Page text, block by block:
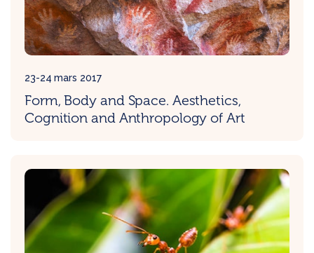
23-24 mars 2017
Form, Body and Space. Aesthetics,
Cognition and Anthropology of Art